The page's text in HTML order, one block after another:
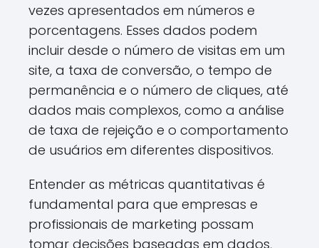
vezes apresentados em números e
porcentagens. Esses dados podem
incluir desde o número de visitas em um
site, a taxa de conversão, o tempo de
permanência e o número de cliques, até
dados mais complexos, como a análise
de taxa de rejeição e o comportamento
de usuários em diferentes dispositivos.
Entender as métricas quantitativas é
fundamental para que empresas e
profissionais de marketing possam
tomar decisões baseadas em dados,